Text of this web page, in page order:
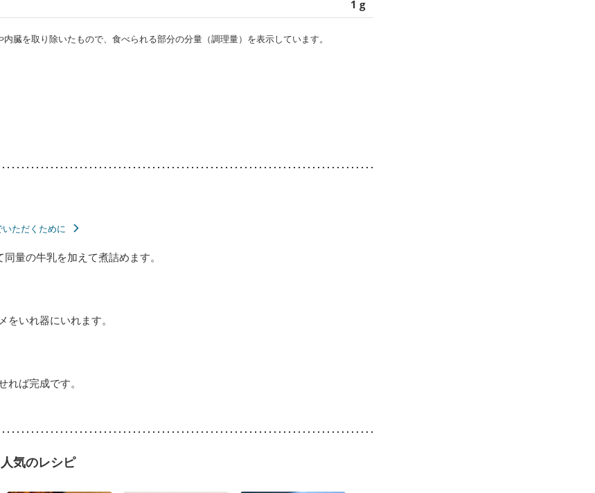
1 g
臓を取り除いたもので、食べられる部分の分量（調理量）を表示しています。
ただくために
量の牛乳を加えて煮詰めます。
をいれ器にいれます。
れば完成です。
気のレシピ